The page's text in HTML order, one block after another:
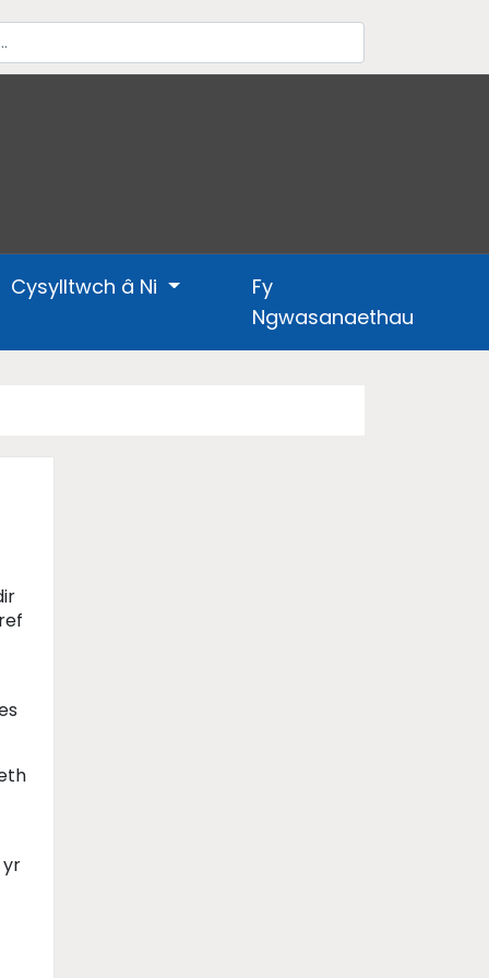
Cysylltwch â Ni
Fy
Ngwasanaethau
yr